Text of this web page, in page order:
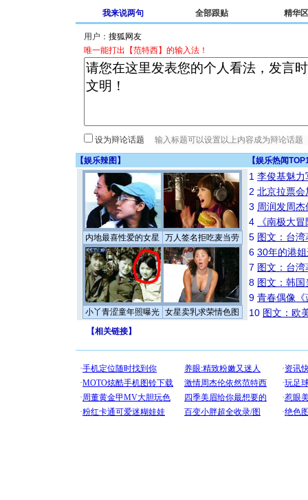
我来说两句 全部跟贴 精华区
用户：
唯一能打出【范特西】的输入法！
设为辩论话题
【娱乐辣图 】 【娱乐热闻
内地最喜性爱的女星 万人签名拒吃麦当劳
小丫青涩童年照曝光 女星卖乳求荣情色图
1 李俊基魅力
2 北京拉票
3 周润发周
4
《南极大
5 图文：台
6 30年的港
7 图文：台
8 图文：韩
9 青春偶像《
10 图文：欧
【相关链接】